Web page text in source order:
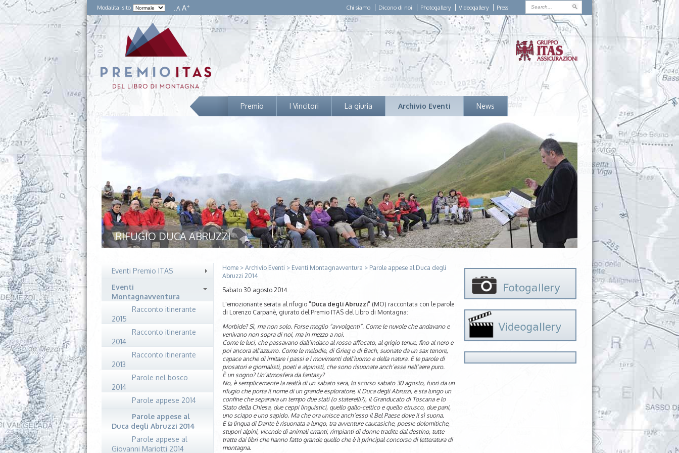
Modalita' sito -A A+ Chi siamo Dicono di noi Photogallery Videogallery Press
Premio I Vincitori La giuria Archivio Eventi News
RIFUGIO DUCA ABRUZZI
Eventi Premio ITAS
Eventi
Montagnavventura
Racconto itinerante
2015
Racconto itinerante
2014
Racconto itinerante
2013
Parole nel bosco
2014
Parole appese 2014
Parole appese al
Duca degli Abruzzi 2014
Parole appese al
Giovanni Mariotti 2014
Home > Archivio Eventi > Eventi Montagnavventura > Parole appese al Duca degli
Abruzzi 2014
Sabato 30 agosto 2014
L'emozionante serata al rifugio "Duca degli Abruzzi" (MO) raccontata con le parole
di Lorenzo Carpanè, giurato del Premio ITAS del Libro di Montagna:
Morbide? Sì, ma non solo. Forse meglio “avvolgenti”. Come le nuvole che andavano e
venivano non sopra di noi, ma in mezzo a noi.
Come le luci, che passavano dall’indaco al rosso affocato, al grigio tenue, fino al nero e
poi ancora all’azzurro. Come le melodie, di Grieg o di Bach, suonate da un sax tenore,
capace anche di imitare i passi e i movimenti dell’iuomo e della natura. E le parole di
prosatori e giornalisti, poeti e alpinisti, che sono risuonate anch’esse nell’aere puro.
È un sogno? Un’atmosfera da fantasy?
No, è semplicemente la realtà di un sabato sera, lo scorso sabato 30 agosto, fuori da un
rifugio che porta il nome di un grande esploratore, il Duca degli Abruzzi, e sta lungo un
confine che separava un tempo due stati (o staterelli?), il Granducato di Toscana e lo
Stato della Chiesa, due ceppi linguistici, quello gallo-celtico e quello etrusco, due pani,
uno sciapo e uno sapido. Ma che ora unisce anch’esso il Bel Paese dove il sì suona.
E la lingua di Dante è risuonata a lungo, tra avventure caucasiche, poesie dolomitiche,
stupori alpini, vicende di animali erranti, rimpianti di donne tradite dal destino, tutte
tratte dai libri che hanno fatto grande quello che è il principal concorso di letteratura di
montagna.